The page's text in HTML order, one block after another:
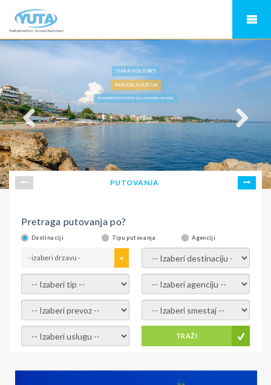
TIARA HOLIDAYS
NEA KALIKRATIJA
NEA KALIKRATIA LETOVANJE 2026, KASANDRA, ALKYONIS
PUTOVANJA
Pretraga putovanja po?
Destinaciji Tipu putovanja Agenciji
- izaberi drzavu - - izaberi destinaciju -
- izaberi tip - - izaberi agenciju -
- izaberi prevoz - - Izaberite smestaj -
- Izaberite uslugu - TRAŽI